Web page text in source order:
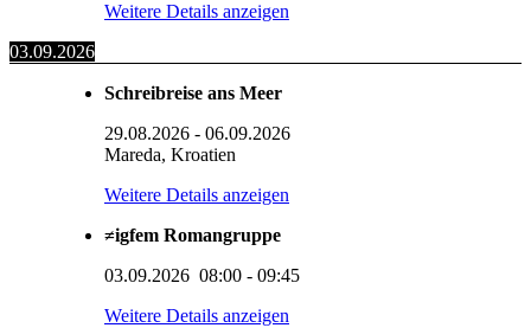
Weitere Details anzeigen
03.09.2026
Schreibreise ans Meer
29.08.2026 - 06.09.2026
Mareda, Kroatien
Weitere Details anzeigen
≠igfem Romangruppe
03.09.2026 08:00 - 09:45
Weitere Details anzeigen